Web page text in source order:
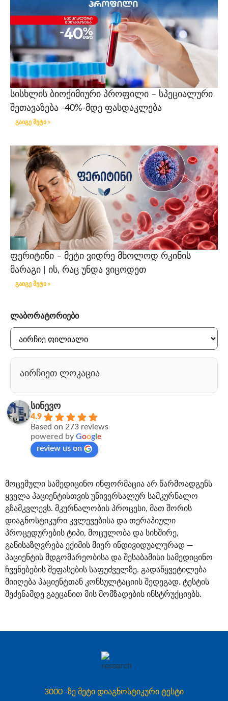
სისხლის ბიოქიმიური პროფილი – სპეციალური
შეთავაზება -40%-მდე ფასდაკლება
გაიგე მეტი »
ფერიტინი – მეტი ვიდრე მხოლოდ რკინის
მარაგი | ის, რაც უნდა ვიცოდეთ
გაიგე მეტი »
ლაბორატორიები
აირჩიეთ ლოკაცია
სინევო
4.9
Based on 273 reviews
powered by Google
review us on
მოცემული სამედიცინო ინფორმაცია არ წარმოადგენს
ყველა პაციენტისთვის უნივერსალურ სამკურნალო
გზამკვლევს. მკურნალობის პროცესი, მათ შორის
დიაგნოსტიკური კვლევებისა და თერაპიული
პროცედურების ტიპი, მოცულობა და სიხშირე,
განისაზღვრება ექიმის მიერ ინდივიდუალურად —
პაციენტის მდგომარეობისა და შესაბამისი სამედიცინო
ჩვენებების შეფასების საფუძველზე. გადაწყვეტილება
მიიღება პაციენტთან კონსულტაციის შედეგად. ტესტის
შეძენამდე გაეცანით მის მომზადების ინსტრუქციებს.
3000 -ზე მეტი დიაგნოსტიკური ტესტი